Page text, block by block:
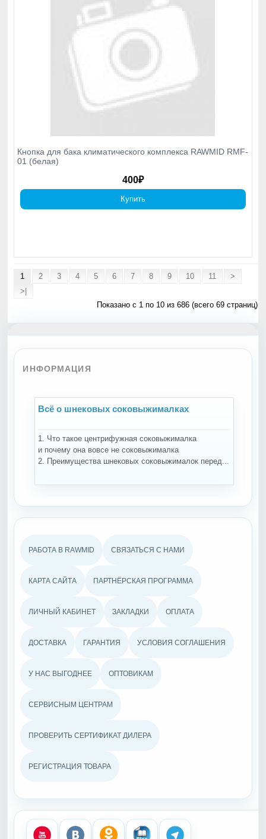
Кнопка для бака климатического комплекса RAWMID RMF-
01 (белая)
400₽
Купить
1 2 3 4 5 6 7 8 9 10 11
>
>|
Показано с 1 по 10 из 686 (всего 69 страниц)
ИНФОРМАЦИЯ
перед...
Всё о дегидраторах и сушилках
Напоминаем, что одна из наших
- Ваше знакомство с лучшей кухонной
которая позволит окунуться в мир свежести,
РАБОТА В RAWMID СВЯЗАТЬСЯ С НАМИ
КАРТА САЙТА ПАРТНЁРСКАЯ ПРОГРАММА
ЛИЧНЫЙ КАБИНЕТ ЗАКЛАДКИ ОПЛАТА
ДОСТАВКА ГАРАНТИЯ УСЛОВИЯ СОГЛАШЕНИЯ
У НАС ВЫГОДНЕЕ ОПТОВИКАМ
СЕРВИСНЫМ ЦЕНТРАМ
ПРОВЕРИТЬ СЕРТИФИКАТ ДИЛЕРА
РЕГИСТРАЦИЯ ТОВАРА